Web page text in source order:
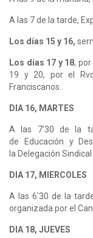
A las 7 de la tarde,
Los días 15 y 16,
Los dias 17 y 18,
19 y 20, por el
Franciscanos.
DIA 16, MARTES
A las 7'30 de la
de Educación y
la Delegación Sindical
DIA 17, MIERCOLES
A las 6'30 de la
organizada por el
DIA 18, JUEVES